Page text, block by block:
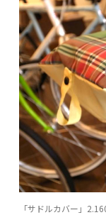
「サドルカバー」